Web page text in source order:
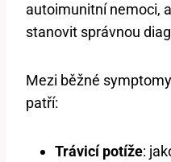
autoimunitní nemoci,
stanovit správnou
Mezi běžné
patří:
Trávicí potíže: